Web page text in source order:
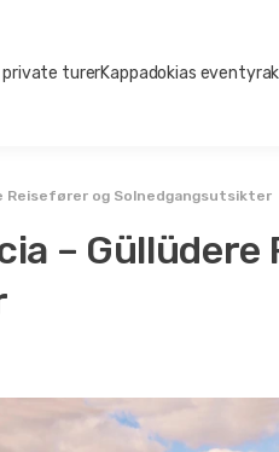
private turerKappadokias
Reisefører og Solnedgangsutsikter
–